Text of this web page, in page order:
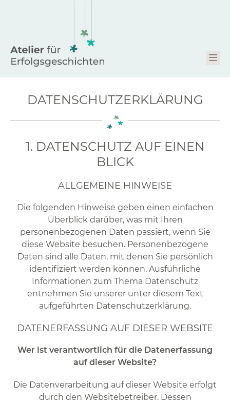
DATENSCHUTZ­ERKLÄRUNG
1. DATENSCHUTZ AUF EINEN
BLICK
ALLGEMEINE HINWEISE
Die folgenden Hinweise geben einen einfachen
Überblick darüber, was mit Ihren
personenbezogenen Daten passiert, wenn Sie
diese Website besuchen. Personenbezogene
Daten sind alle Daten, mit denen Sie persönlich
identifiziert werden können. Ausführliche
Informationen zum Thema Datenschutz
entnehmen Sie unserer unter diesem Text
aufgeführten Datenschutzerklärung.
DATENERFASSUNG AUF DIESER WEBSITE
Wer ist verantwortlich für die Datenerfassung
auf dieser Website?
Die Datenverarbeitung auf dieser Website erfolgt
durch den Websitebetreiber. Dessen